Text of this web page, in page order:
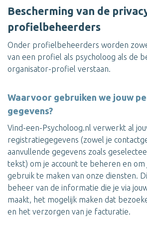
Bescherming van de
profielbeheerders
Onder profielbeheerders worden
van een profiel als psycholoog als de
organisator-profiel verstaan.
Waarvoor gebruiken we jouw
gegevens?
Vind-een-Psycholoog.nl verwerkt al
registratiegegevens (zowel je
aanvullende gegevens zoals
tekst) om je account te beheren en
gebruik te maken van onze diensten.
beheer van de informatie die je via
maakt, het mogelijk maken dat
en het verzorgen van je facturatie.